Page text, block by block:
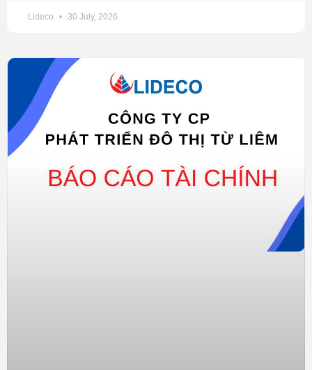
Lideco 30 July, 2026